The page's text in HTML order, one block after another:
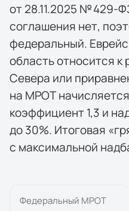
от 28.11.2025 № 429-
соглашения нет,
федеральный.
область относится
Севера или
на МРОТ
коэффициент 1,3 и
до 30%. Итоговая
с максимальной
Федеральный МРОТ